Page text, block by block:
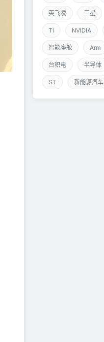
英飞凌 三星
TI NVIDIA
智能座舱 Arm
台积电 半导体
ST 新能源汽车